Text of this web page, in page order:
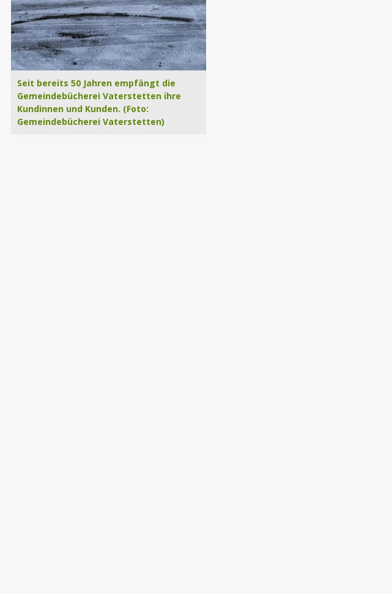
Seit bereits 50 Jahren empfängt die
Gemeindebücherei Vaterstetten ihre
Kundinnen und Kunden. (Foto:
Gemeindebücherei Vaterstetten)